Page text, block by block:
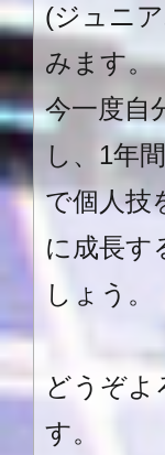
(ジュニ
みます。
今一度自
し、 1年
で個人技
に成長す
しょう。
どうぞよ
す。